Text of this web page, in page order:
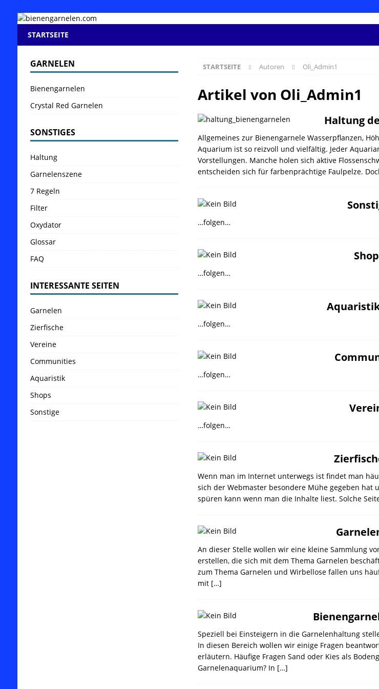
STARTSEITE
STARTSEITE Autoren Oli_Admin1
Artikel von Oli_Admin1
Haltung
Allgemeines zur Bienengarnele Wasserpflanzen,
Aquarium ist so reizvoll und vielfältig. Jeder
Vorstellungen. Manche holen sich aktive
entscheiden sich für farbenprächtige Faulpelze.
…folgen…
…folgen…
…folgen…
…folgen…
…folgen…
Wenn man im Internet unterwegs ist findet man
sich der Webmaster besondere Mühe gegeben hat
spüren kann wenn man die Inhalte liest. Solche
An dieser Stelle wollen wir eine kleine Sammlung
erstellen, die sich mit dem Thema Garnelen
zum Thema Garnelen und Wirbellose fallen uns
mit […]
Speziell bei Einsteigern in die Garnelenhaltung
In diesen Bereich wollen wir einige Fragen
erläutern. Häufige Fragen Sand oder Kies als
Garnelenaquarium? In […]
GARNELEN
Bienengarnelen
Crystal Red Garnelen
SONSTIGES
Haltung
Garnelenszene
7 Regeln
Filter
Oxydator
Glossar
FAQ
INTERESSANTE SEITEN
Garnelen
Zierfische
Vereine
Communities
Aquaristik
Shops
Sonstige